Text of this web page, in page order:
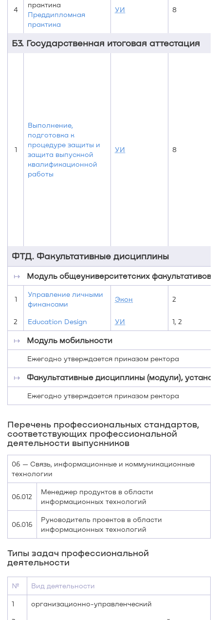
4
практика
Преддипломная
практика
УИ 8
Б3. Государственная итоговая аттестация
1
Выполнение,
подготовка к
процедуре защиты и
защита выпускной
квалификационной
работы
УИ 8
ФТД. Факультативные дисциплины
↦ Модуль общеуниверситетских факультативов
1
Управление личными
финансами
Экон 2
2 Education Design УИ 1, 2
↦ Модуль мобильности
Ежегодно утверждается приказом ректора
↦ Факультативные дисциплины (модули),
Ежегодно утверждается приказом ректора
Перечень профессиональных стандартов,
соответствующих профессиональной
деятельности выпускников
06 — Связь, информационные и коммуникационные
технологии
06.012
Менеджер продуктов в области
информационных технологий
06.016
Руководитель проектов в области
информационных технологий
Типы задач профессиональной
деятельности
№ Вид деятельности
1 организационно-управленческий